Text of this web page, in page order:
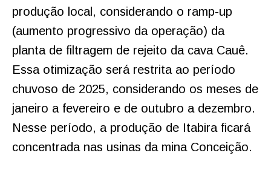
produção local, considerando o ramp-up
(aumento progressivo da operação) da
planta de filtragem de rejeito da cava Cauê.
Essa otimização será restrita ao período
chuvoso de 2025, considerando os meses de
janeiro a fevereiro e de outubro a dezembro.
Nesse período, a produção de Itabira ficará
concentrada nas usinas da mina Conceição.